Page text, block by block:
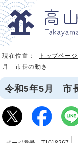
現在位置： トップページ
月 市長の動き
令和5年5月 市